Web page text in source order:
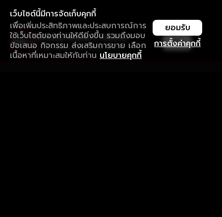
เว็บไซต์นี้มีการจัดเก็บคุกกี้
เพื่อเพิ่มประสิทธิภาพและประสบการณ์การ
ใช้เว็บไซต์ของท่านให้ดียิ่งขึ้น รวมถึงมอบ
ข้อเสนอ กิจกรรม ส่งเสริมการขาย เลือก
เนื้อหาที่เหมาะสมให้กับท่าน นโยบายคุกกี้
การตั้งค่าคุกกี้
ยอมรับ
ใช้งานแอป ลื่นไหลกว่า ไม่มีสะดุด
ดาวน์โหลดแอปเพื่อการรับชมที่ดีกว่า เปิด